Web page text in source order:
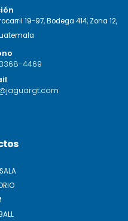
19-97, Bodega 414, Zona 12,
4469